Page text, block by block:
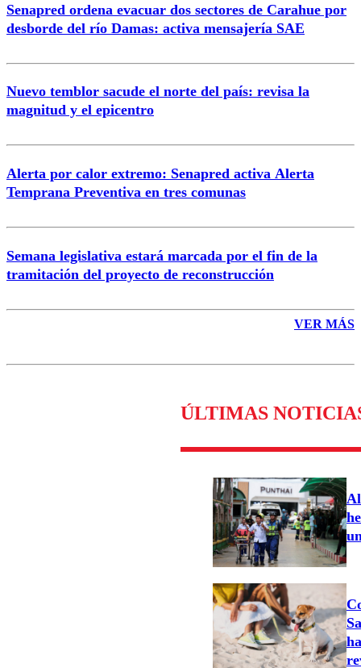
Correo
Senapred ordena evacuar dos sectores de Carahue por
desborde del río Damas: activa mensajería SAE
Nuevo temblor sacude el norte del país: revisa la
magnitud y el epicentro
Alerta por calor extremo: Senapred activa Alerta
Temprana Preventiva en tres comunas
Semana legislativa estará marcada por el fin de la
tramitación del proyecto de reconstrucción
VER MÁS
ÚLTIMAS